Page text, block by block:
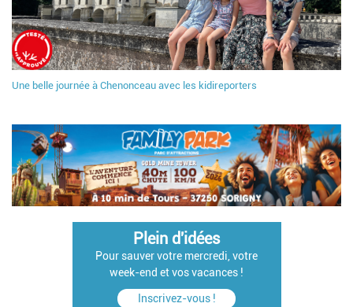
Une belle journée à Chenonceau avec les kidireporters
Plein d'idées
Pour sauver votre mercredi, votre
week-end et vos vacances !
Inscrivez-vous !